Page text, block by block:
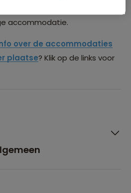
accommodatie.
over de accommodaties
plaatse? Klik op de links voor